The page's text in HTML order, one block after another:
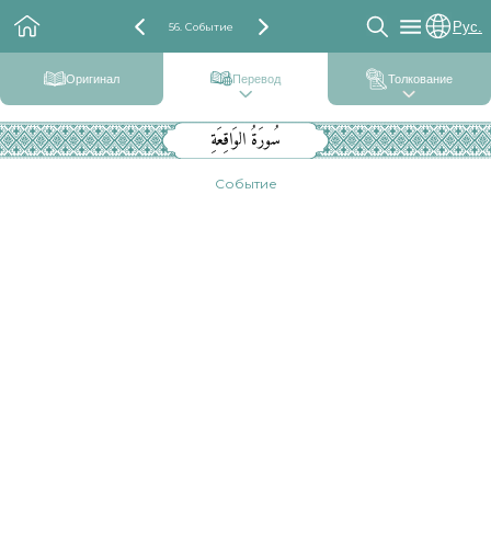
56. Событие Рус.
Оригинал Перевод Толкование
سُورَةُ الوَاقِعَةِ
Событие